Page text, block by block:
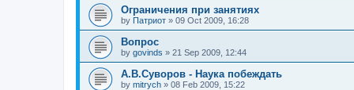
Ограничения при занятиях
by Патриот » 09 Oct 2009, 16:28
Вопрос
by govinds » 21 Sep 2009, 12:44
А.В.Суворов - Наука побеждать
by mitrych » 08 Feb 2009, 15:22